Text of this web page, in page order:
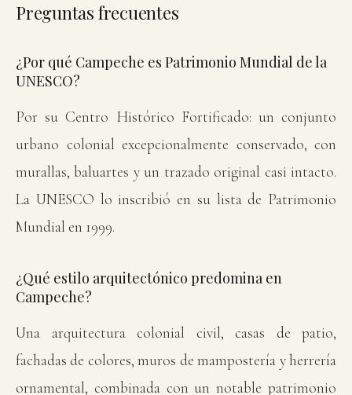
Preguntas frecuentes
¿Por qué Campeche es Patrimonio Mundial de la
UNESCO?
Por su Centro Histórico Fortificado: un conjunto
urbano colonial excepcionalmente conservado, con
murallas, baluartes y un trazado original casi intacto.
La UNESCO lo inscribió en su lista de Patrimonio
Mundial en 1999.
¿Qué estilo arquitectónico predomina en
Campeche?
Una arquitectura colonial civil, casas de patio,
fachadas de colores, muros de mampostería y herrería
ornamental, combinada con un notable patrimonio